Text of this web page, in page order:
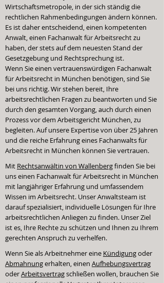
Wirtschaftsmetropole, in der sich ständig die
rechtlichen Rahmenbedingungen ändern können.
Es ist daher entscheidend, einen kompetenten
Anwalt, einen Fachanwalt für Arbeitsrecht zu
haben, der stets auf dem neuesten Stand der
Gesetzgebung und Rechtsprechung ist.
Wenn Sie einen vertrauenswürdigen Fachanwalt
für Arbeitsrecht in München benötigen, sind Sie
bei uns richtig. Wir stehen bereit, Ihre
arbeitsrechtlichen Fragen zu beantworten und Sie
durch den gesamten Vorgang, auch durch einen
Prozess vor dem Arbeitsgericht München, zu
begleiten. Auf unsere Expertise von über 25 Jahren
und die reiche Erfahrung eines Fachanwalts für
Arbeitsrecht in München können Sie vertrauen.
Mit Rechtsanwältin von Wallenbergfinden Sie bei
uns einen Fachanwalt für Arbeitsrecht in München
mit langjähriger Erfahrung und umfassendem
Wissen im Arbeitsrecht. Unser Anwaltsteam ist
darauf spezialisiert, individuelle Lösungen für Ihre
arbeitsrechtlichen Anliegen zu finden. Unser Ziel
ist es, Ihre Rechte zu schützen und Ihnen zu Ihrem
gerechten Anspruch zu verhelfen.
Wenn Sie als Arbeitnehmer eine Kündigungoder
Abmahnungerhalten, einen Aufhebungsvertrag
oderArbeitsvertragschließen wollen, brauchen Sie